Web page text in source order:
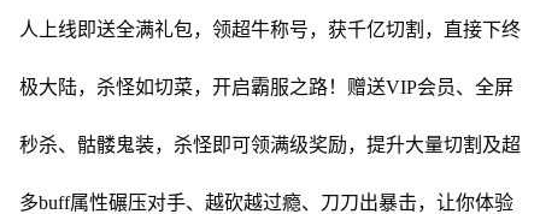
人上线即送全满礼包，领超牛称号，获千亿切割，直接下终
极大陆，杀怪如切菜，开启霸服之路！赠送VIP会员、全屏
秒杀、骷髅鬼装，杀怪即可领满级奖励，提升大量切割及超
多buff属性碾压对手、越砍越过瘾、刀刀出暴击，让你体验